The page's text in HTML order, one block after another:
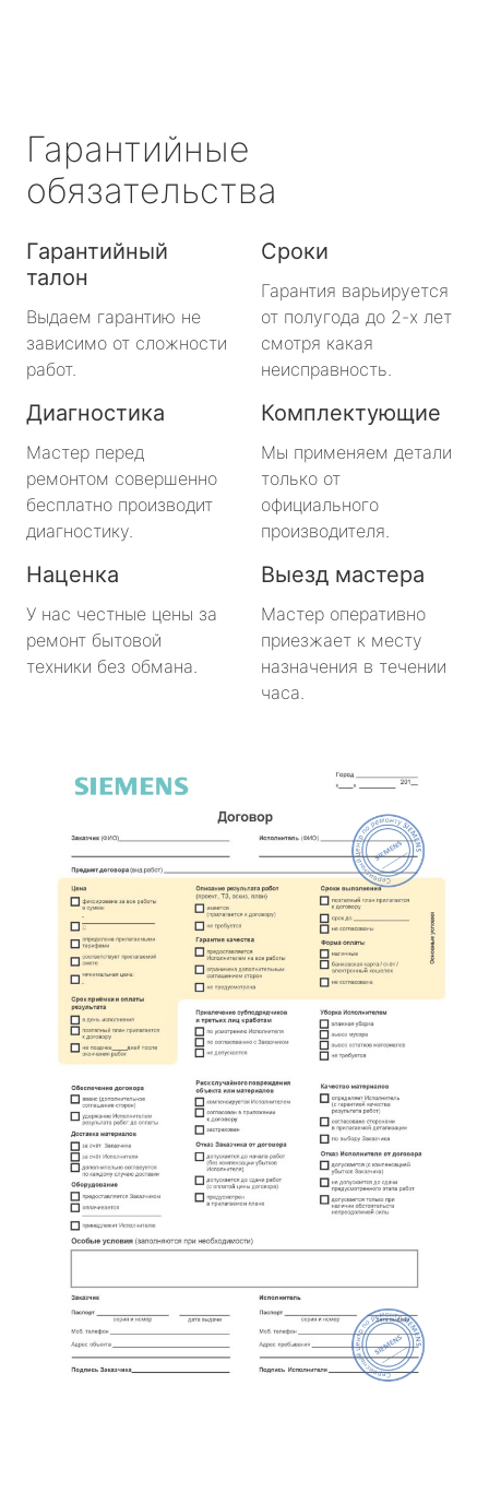
Гарантийные
обязательства
Гарантийный
талон
Выдаем гарантию не
зависимо от сложности
работ.
Сроки
Гарантия варьируется
от полугода до 2-х лет
смотря какая
неисправность.
Диагностика
Мастер перед
ремонтом совершенно
бесплатно производит
диагностику.
Комплектующие
Мы применяем детали
только от
официального
производителя.
Наценка
У нас честные цены за
ремонт бытовой
техники без обмана.
Выезд мастера
Мастер оперативно
приезжает к месту
назначения в течении
часа.